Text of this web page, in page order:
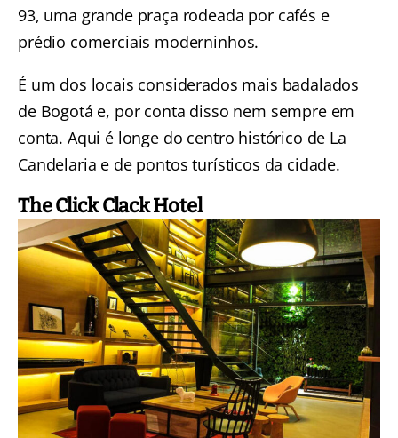
93, uma grande praça rodeada por cafés e
prédio comerciais moderninhos.
É um dos locais considerados mais badalados
de Bogotá e, por conta disso nem sempre em
conta. Aqui é longe do centro histórico de La
Candelaria e de pontos turísticos da cidade.
The Click Clack Hotel